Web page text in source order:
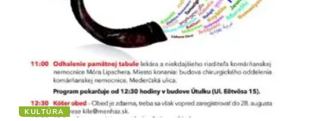
KULTÚRA
FOTKY
VIDEO
MIX
KULTÚRA